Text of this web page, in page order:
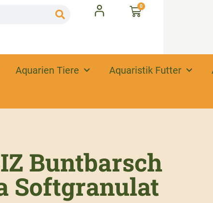
0
Aquarien Tiere Aquaristik Futter
Buntbarsch
Softgranulat